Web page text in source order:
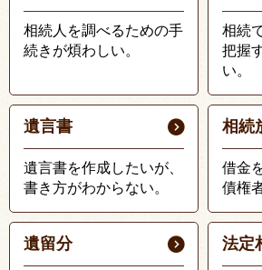
相続人を調べるための手
続きが煩わしい。
相続
把握
い。
遺言書
遺言書を作成したいが、
書き方がわからない。
相続
借金
債権
遺留分 法定